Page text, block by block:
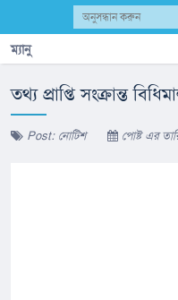
ম্যানু
তথ্য প্রাপ্তি সংক্রান্ত
Post: নোটিশ পোষ্ট এর